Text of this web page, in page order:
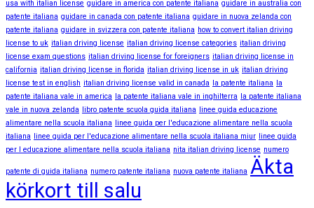
usa with italian license guidare in america con patente italiana guidare in australia con
patente italiana guidare in canada con patente italiana guidare in nuova zelanda con
patente italiana guidare in svizzera con patente italiana how to convert italian driving
license to uk italian driving license italian driving license categories italian driving
license exam questions italian driving license for foreigners italian driving license in
california italian driving license in florida italian driving license in uk italian driving
license test in english italian driving license valid in canada la patente italiana
la
patente italiana vale in america
la patente italiana vale in inghilterra
la patente italiana
vale in nuova zelanda
libro patente scuola guida italiana
linee guida educazione
alimentare nella scuola italiana
linee guida per l'educazione alimentare nella scuola
italiana
linee guida per l'educazione alimentare nella scuola italiana miur linee guida
per l educazione alimentare nella scuola italiana nita italian driving license numero
patente di guida italiana numero patente italiana nuova patente italiana Äkta
körkort till salu